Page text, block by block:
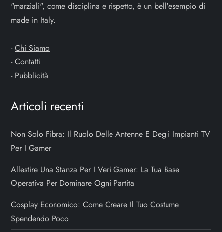
"marziali", come disciplina e rispetto, è un bell'esempio di
made in Italy.
-Chi Siamo
-Contatti
- Pubblicità
Articoli recenti
Non Solo Fibra: Il Ruolo Delle Antenne E Degli Impianti TV
Per I Gamer
Allestire Una Stanza Per I Veri Gamer: La Tua Base
Operativa Per Dominare Ogni Partita
Cosplay Economico: Come Creare Il Tuo Costume
Spendendo Poco